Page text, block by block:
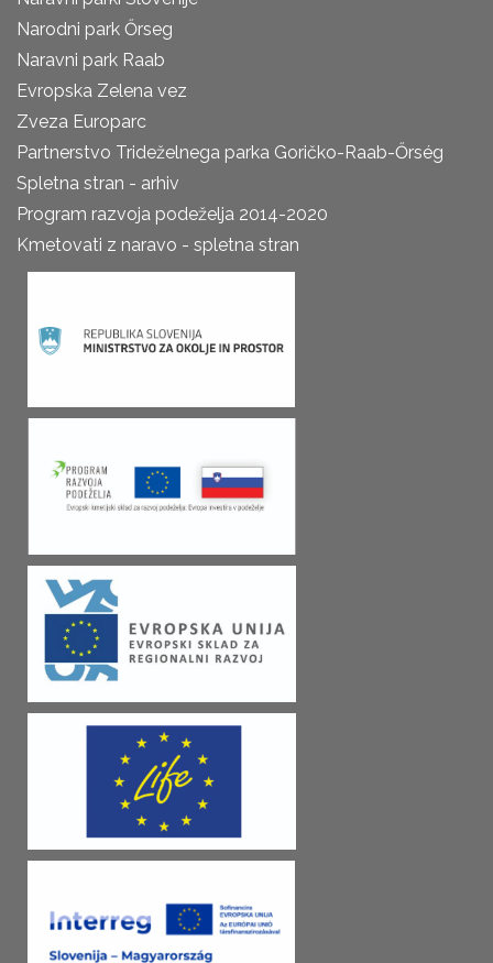
Narodni park Őrseg
Naravni park Raab
Evropska Zelena vez
Zveza Europarc
Partnerstvo Trideželnega parka Goričko-Raab-Őrség
Spletna stran - arhiv
Program razvoja podeželja 2014-2020
Kmetovati z naravo - spletna stran